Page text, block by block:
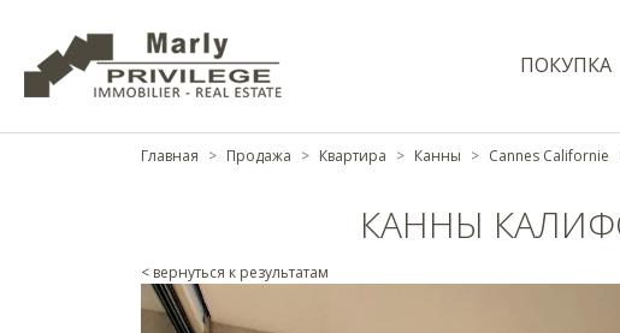
ПОКУПКА
Главная Продажа Квартира Канны Cannes Californie
КАННЫ
< вернуться к результатам